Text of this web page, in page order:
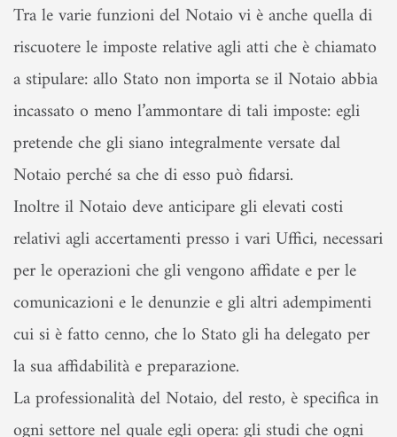
Tra le varie funzioni del Notaio vi è anche quella di
riscuotere le imposte relative agli atti che è chiamato
a stipulare: allo Stato non importa se il Notaio abbia
incassato o meno l’ammontare di tali imposte: egli
pretende che gli siano integralmente versate dal
Notaio perché sa che di esso può fidarsi.
Inoltre il Notaio deve anticipare gli elevati costi
relativi agli accertamenti presso i vari Uffici, necessari
per le operazioni che gli vengono affidate e per le
comunicazioni e le denunzie e gli altri adempimenti
cui si è fatto cenno, che lo Stato gli ha delegato per
la sua affidabilità e preparazione.
La professionalità del Notaio, del resto, è specifica in